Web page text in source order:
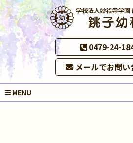
0479-24-
メールでお問い
MENU